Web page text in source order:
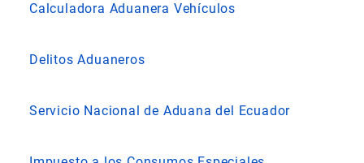
Calculadora Aduanera Vehículos
Delitos Aduaneros
Servicio Nacional de Aduana del Ecuador